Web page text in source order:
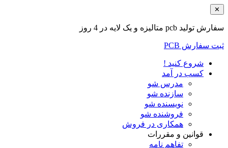
✕
سفارش تولید pcb متالیزه و یک لایه در 4 روز
ثبت سفارش PCB
شروع کنید !
کسب در آمد
مدرس شو
سازنده شو
نویسنده شو
فروشنده شو
همکاری در فروش
قوانین و مقررات
تفاهم نامه